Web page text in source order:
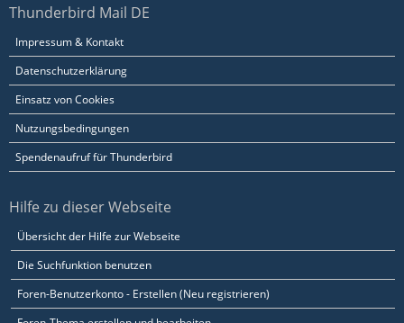
Thunderbird Mail DE
Impressum & Kontakt
Datenschutzerklärung
Einsatz von Cookies
Nutzungsbedingungen
Spendenaufruf für Thunderbird
Hilfe zu dieser Webseite
Übersicht der Hilfe zur Webseite
Die Suchfunktion benutzen
Foren-Benutzerkonto - Erstellen (Neu registrieren)